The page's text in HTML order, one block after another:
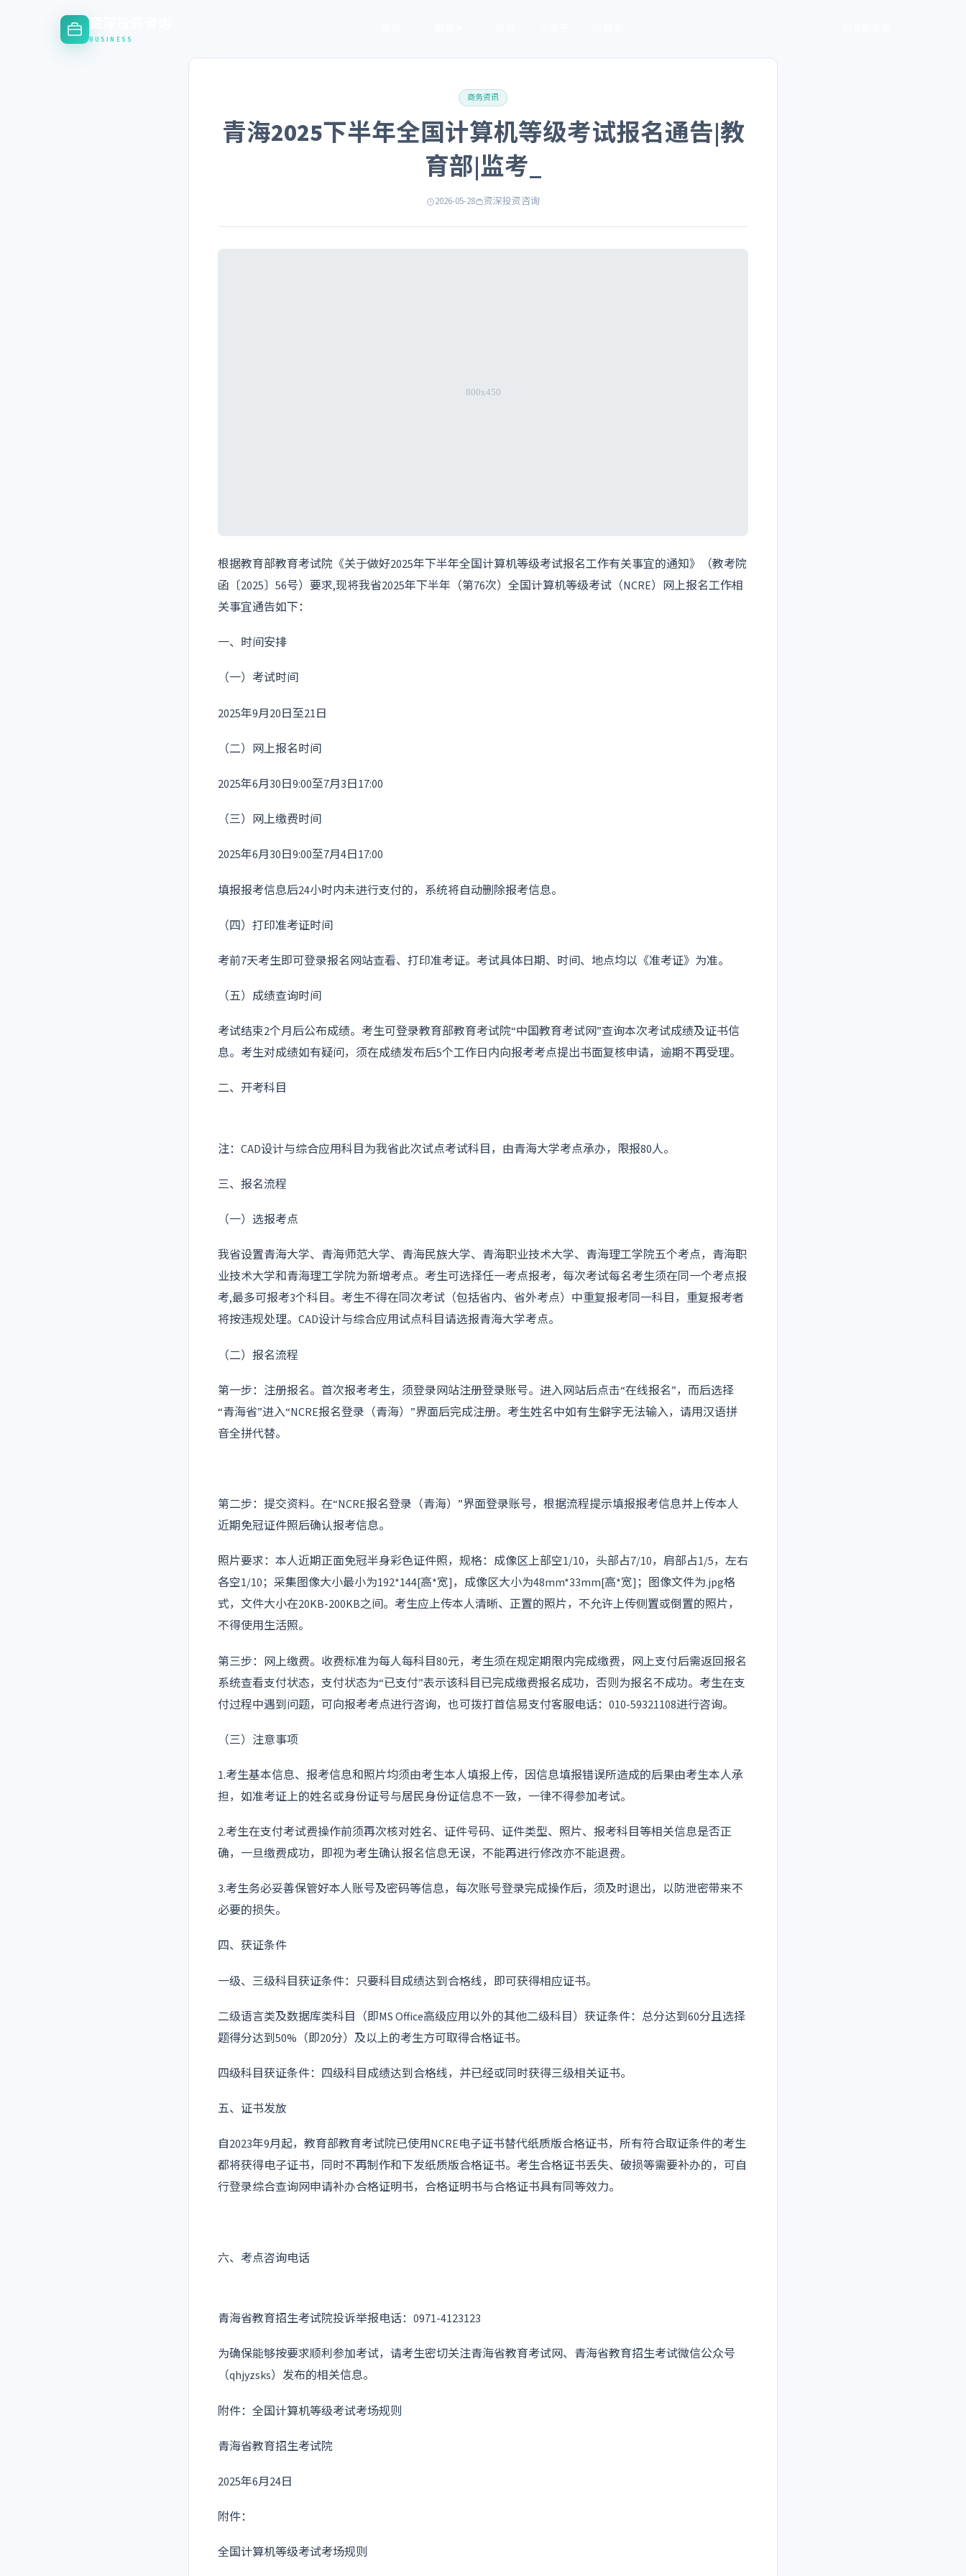
资深投资咨询
BUSINESS
商务资讯
青海2025下半年全国计算机等级考试报名通告|教
育部|监考_
2026-05-28 资深投资咨询
根据教育部教育考试院《关于做好2025年下半年全国计算机等级考试报名工作有关事宜的通知》（教考院
函〔2025〕56号）要求,现将我省2025年下半年（第76次）全国计算机等级考试（NCRE）网上报名工作相
关事宜通告如下：
一、时间安排
（一）考试时间
2025年9月20日至21日
（二）网上报名时间
2025年6月30日9:00至7月3日17:00
（三）网上缴费时间
2025年6月30日9:00至7月4日17:00
填报报考信息后24小时内未进行支付的，系统将自动删除报考信息。
（四）打印准考证时间
考前7天考生即可登录报名网站查看、打印准考证。考试具体日期、时间、地点均以《准考证》为准。
（五）成绩查询时间
考试结束2个月后公布成绩。考生可登录教育部教育考试院“中国教育考试网”查询本次考试成绩及证书信
息。考生对成绩如有疑问，须在成绩发布后5个工作日内向报考考点提出书面复核申请，逾期不再受理。
二、开考科目
注：CAD设计与综合应用科目为我省此次试点考试科目，由青海大学考点承办，限报80人。
三、报名流程
（一）选报考点
我省设置青海大学、青海师范大学、青海民族大学、青海职业技术大学、青海理工学院五个考点，青海职
业技术大学和青海理工学院为新增考点。考生可选择任一考点报考，每次考试每名考生须在同一个考点报
考,最多可报考3个科目。考生不得在同次考试（包括省内、省外考点）中重复报考同一科目，重复报考者
将按违规处理。CAD设计与综合应用试点科目请选报青海大学考点。
（二）报名流程
第一步：注册报名。首次报考考生，须登录网站注册登录账号。进入网站后点击“在线报名”，而后选择
“青海省”进入“NCRE报名登录（青海）”界面后完成注册。考生姓名中如有生僻字无法输入，请用汉语拼
音全拼代替。
第二步：提交资料。在“NCRE报名登录（青海）”界面登录账号，根据流程提示填报报考信息并上传本人
近期免冠证件照后确认报考信息。
照片要求：本人近期正面免冠半身彩色证件照，规格：成像区上部空1/10，头部占7/10，肩部占1/5，左右
各空1/10；采集图像大小最小为192*144[高*宽]，成像区大小为48mm*33mm[高*宽]；图像文件为.jpg格
式，文件大小在20KB-200KB之间。考生应上传本人清晰、正置的照片，不允许上传侧置或倒置的照片，
不得使用生活照。
第三步：网上缴费。收费标准为每人每科目80元，考生须在规定期限内完成缴费，网上支付后需返回报名
系统查看支付状态，支付状态为“已支付”表示该科目已完成缴费报名成功，否则为报名不成功。考生在支
付过程中遇到问题，可向报考考点进行咨询，也可拨打首信易支付客服电话：010-59321108进行咨询。
（三）注意事项
1.考生基本信息、报考信息和照片均须由考生本人填报上传，因信息填报错误所造成的后果由考生本人承
担，如准考证上的姓名或身份证号与居民身份证信息不一致，一律不得参加考试。
2.考生在支付考试费操作前须再次核对姓名、证件号码、证件类型、照片、报考科目等相关信息是否正
确，一旦缴费成功，即视为考生确认报名信息无误，不能再进行修改亦不能退费。
3.考生务必妥善保管好本人账号及密码等信息，每次账号登录完成操作后，须及时退出，以防泄密带来不
必要的损失。
四、获证条件
一级、三级科目获证条件：只要科目成绩达到合格线，即可获得相应证书。
二级语言类及数据库类科目（即MS Office高级应用以外的其他二级科目）获证条件：总分达到60分且选择
题得分达到50%（即20分）及以上的考生方可取得合格证书。
四级科目获证条件：四级科目成绩达到合格线，并已经或同时获得三级相关证书。
五、证书发放
自2023年9月起，教育部教育考试院已使用NCRE电子证书替代纸质版合格证书，所有符合取证条件的考生
都将获得电子证书，同时不再制作和下发纸质版合格证书。考生合格证书丢失、破损等需要补办的，可自
行登录综合查询网申请补办合格证明书，合格证明书与合格证书具有同等效力。
六、考点咨询电话
青海省教育招生考试院投诉举报电话：0971-4123123
为确保能够按要求顺利参加考试，请考生密切关注青海省教育考试网、青海省教育招生考试微信公众号
（qhjyzsks）发布的相关信息。
附件：全国计算机等级考试考场规则
青海省教育招生考试院
2025年6月24日
附件：
全国计算机等级考试考场规则